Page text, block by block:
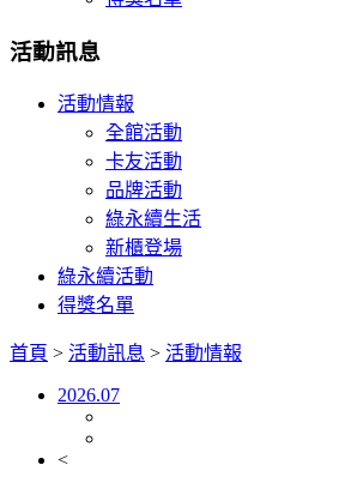
活動訊息
活動情報
全館活動
卡友活動
品牌活動
綠永續生活
新櫃登場
綠永續活動
得獎名單
首頁 > 活動訊息 > 活動情報
2026.07
<